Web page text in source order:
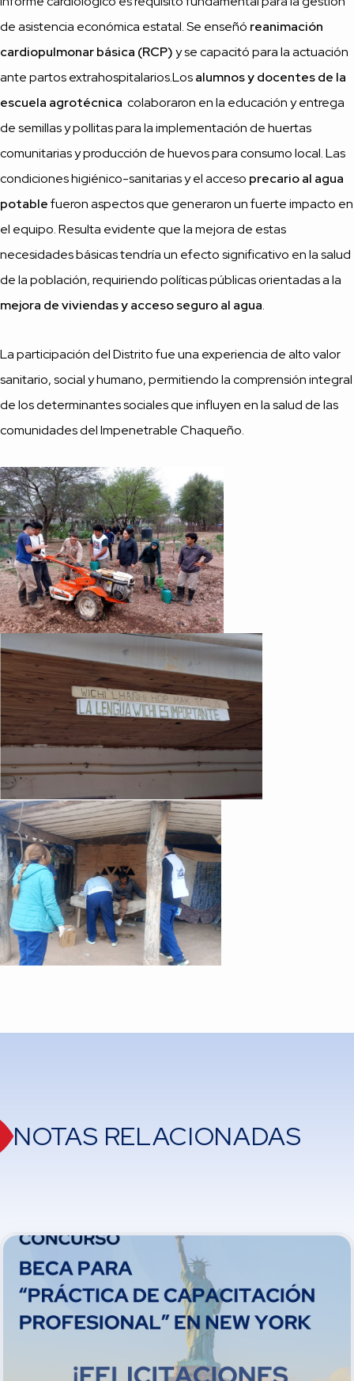
de asistencia económica estatal. Se enseñó reanimación
cardiopulmonar básica (RCP)y se capacitó para la actuación
ante partos extrahospitalarios.Losalumnos y docentes de la
escuela agrotécnica colaboraron en la educación y entrega
de semillas y pollitas para la implementación de huertas
comunitarias y producción de huevos para consumo local. Las
condiciones higiénico-sanitarias y el acceso precario al agua
potablefueron aspectos que generaron un fuerte impacto en
el equipo. Resulta evidente que la mejora de estas
necesidades básicas tendría un efecto significativo en la salud
de la población, requiriendo políticas públicas orientadas a la
mejora de viviendas y acceso seguro al agua.
La participación del Distrito fue una experiencia de alto valor
sanitario, social y humano, permitiendo la comprensión integral
de los determinantes sociales que influyen en la salud de las
comunidades del Impenetrable Chaqueño.
NOTAS RELACIONADAS